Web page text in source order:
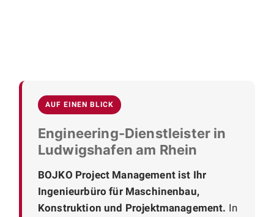
AUF EINEN BLICK
Engineering-Dienstleister in
Ludwigshafen am Rhein
BOJKO Project Management ist Ihr
Ingenieurbüro für Maschinenbau,
Konstruktion und Projektmanagement. In